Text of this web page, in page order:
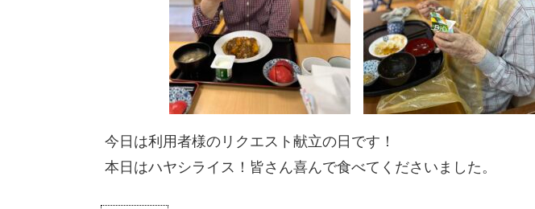
今日は利用者様のリクエスト献立の日です！
本日はハヤシライス！皆さん喜んで食べてくださいました。